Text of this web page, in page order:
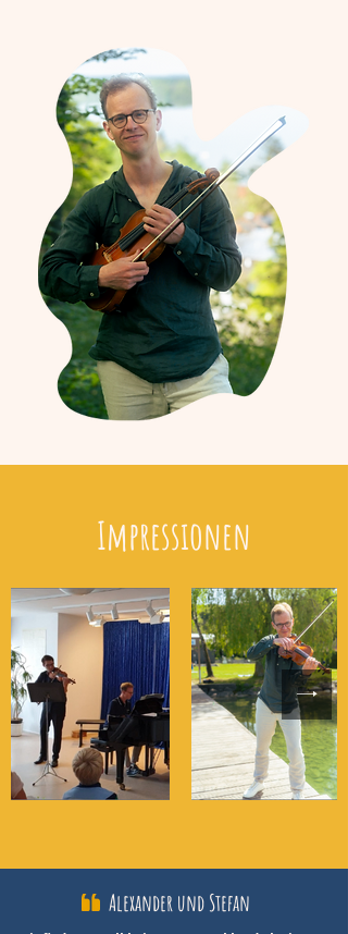
Impressionen
Alexander und Stefan